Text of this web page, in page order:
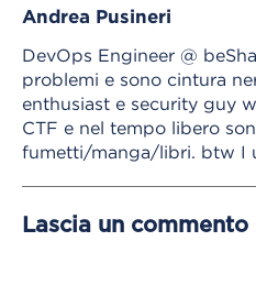
Andrea Pusineri
DevOps Engineer @
problemi e sono cintura
enthusiast e security guy
CTF e nel tempo libero
fumetti/manga/libri. btw I
Lascia un commento